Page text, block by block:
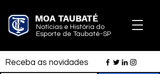
MOA TAUBATÉ
Notícias e História do
Esporte de Taubaté-SP
Receba as novidades